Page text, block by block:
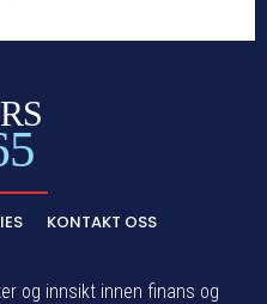
KONTAKT OSS
og innsikt innen finans og